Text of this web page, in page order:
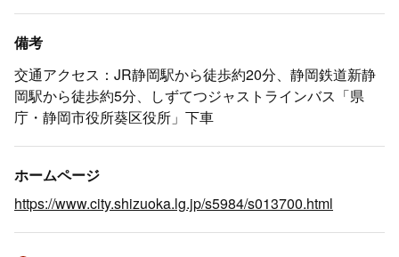
備考
交通アクセス：JR静岡駅から徒歩約20分、静岡鉄道新静
岡駅から徒歩約5分、しずてつジャストラインバス「県
庁・静岡市役所葵区役所」下車
ホームページ
https://www.city.shizuoka.lg.jp/s5984/s013700.html